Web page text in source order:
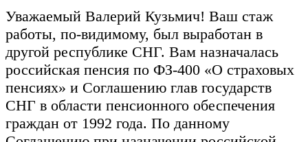
Уважаемый Валерий Кузьмич! Ваш стаж
работы, по-видимому, был выработан в
другой республике СНГ. Вам назначалась
российская пенсия по ФЗ-400 «О страховых
пенсиях» и Соглашению глав государств
СНГ в области пенсионного обеспечения
граждан от 1992 года. По данному